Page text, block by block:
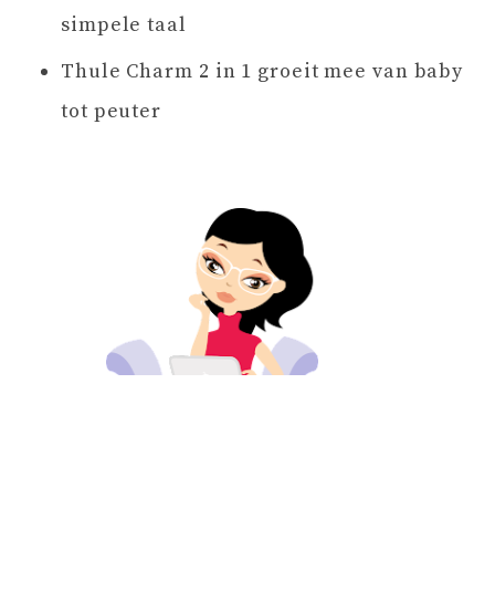
simpele taal
Thule Charm 2 in 1 groeit mee van baby
tot peuter